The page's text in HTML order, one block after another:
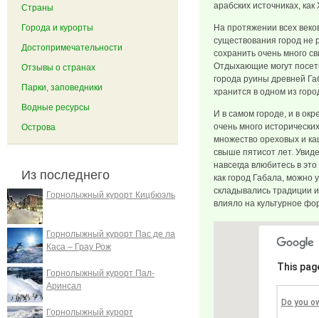
арабских источниках, как
На протяжении всех
существования город не
сохранить очень много
Отдыхающие могут
города руины древней
хранится в одном из
И в самом городе, и в
очень много
множество ореховых и
свыше пятисот лет.
навсегда влюбитесь в
как город Габала, можно
складывались традиции
влияло на культурное
This
Do you
Страны
Города и курорты
Достопримечательности
Отзывы о странах
Парки, заповедники
Водные ресурсы
Острова
Из последнего
Горнолыжный курорт Кицбюэль
Горнолыжный курорт Пас де ла
Каса – Грау Рож
Горнолыжный курорт Пал-
Аринсал
Горнолыжный курорт